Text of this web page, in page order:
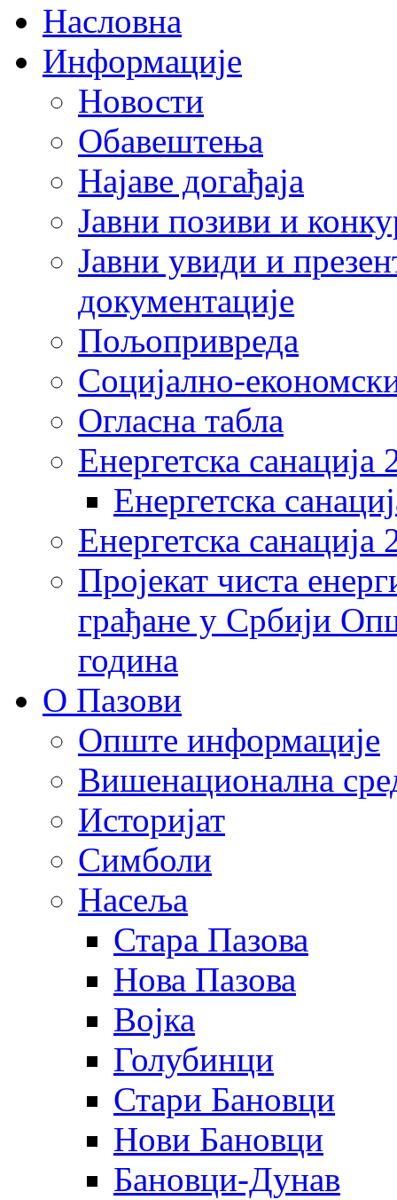
Насловна
Информације
Новости
Обавештења
Најаве догађаја
Јавни позиви и
Јавни увиди и
документације
Пољопривреда
Социјално-
Огласна табла
Енергетска санација
Енергетска
Енергетска
Пројекат чиста
грађане у Србији
година
О Пазови
Опште информације
Вишенационална
Историјат
Симболи
Насеља
Стара Пазова
Нова Пазова
Војка
Голубинци
Стари Бановци
Нови Бановци
Бановци-Дунав